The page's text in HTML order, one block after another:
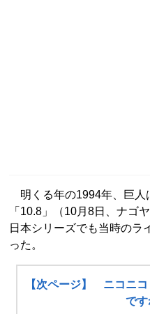
明くる年の1994年、巨人
「10.8」（10月8日、ナゴ
日本シリーズでも当時のラ
った。
【次ページ】 ニコニ
です